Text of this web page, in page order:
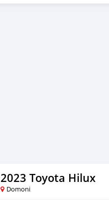
2023 Toyota Hilux
Domoni